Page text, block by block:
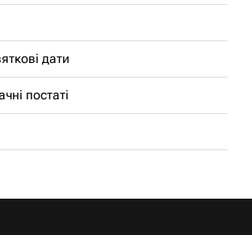
дати
постаті